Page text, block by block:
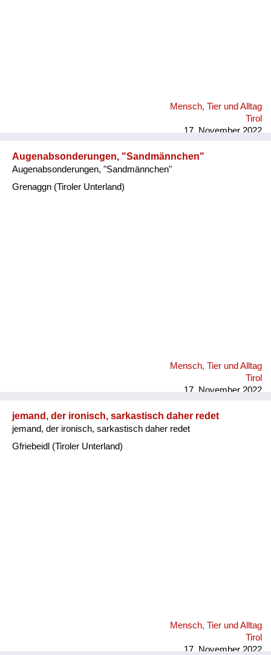
Mensch, Tier und Alltag
Tirol
17. November 2022
Augenabsonderungen, "Sandmännchen"
Augenabsonderungen, "Sandmännchen"
Grenaggn (Tiroler Unterland)
Mensch, Tier und Alltag
Tirol
17. November 2022
jemand, der ironisch, sarkastisch daher redet
jemand, der ironisch, sarkastisch daher redet
Gfriebeidl (Tiroler Unterland)
Mensch, Tier und Alltag
Tirol
17. November 2022